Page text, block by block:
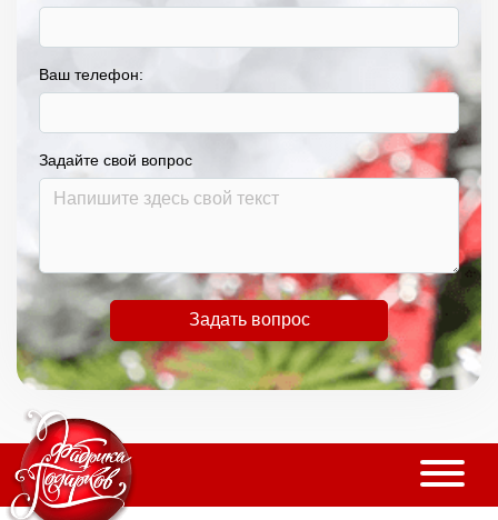
Ваш телефон:
Задайте свой вопрос
Задать вопрос